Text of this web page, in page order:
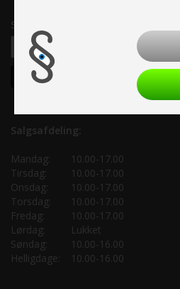
Samtykke til nyhedsbrev
Salgsafdeling:
Mandag:
10.00-17.00
Tirsdag:
10.00-17.00
Onsdag:
10.00-17.00
Torsdag:
10.00-17.00
Fredag:
10.00-17.00
Lørdag:
Lukket
Søndag:
10.00-16.00
Helligdage:
10.00-16.00